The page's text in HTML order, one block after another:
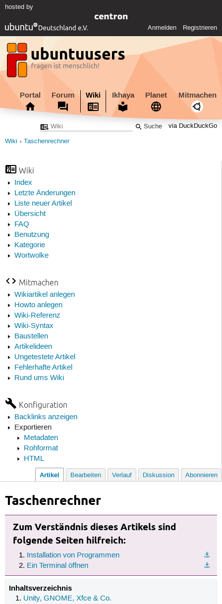
hosted by
Anmelden Registrieren
Portal Forum Wiki Ikhaya Planet Mitmachen
via DuckDuckGo
Wiki Taschenrechner
Wiki
Index
Letzte Änderungen
Liste neuer Artikel
Übersicht
FAQ
Benutzung
Kategorie
Wortwolke
Mitmachen
Wikiartikel anlegen
Howto anlegen
Wiki-Referenz
Wiki-Syntax
Baustellen
Artikelideen
Ungetestete Artikel
Fehlerhafte Artikel
Rund ums Wiki
Konfiguration
Backlinks anzeigen
Exportieren
Metadaten
Rohformat
HTML
Artikel Bearbeiten Verlauf Diskussion Abonnieren
Taschenrechner
Zum Verständnis dieses Artikels sind
folgende Seiten hilfreich:
⚓︎
Installation von Programmen
⚓︎
Ein Terminal öffnen
Inhaltsverzeichnis
Unity, GNOME, Xfce & Co.